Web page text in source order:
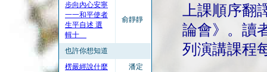
步向內心安寧
一一和平使者
生平自述 選
輯十
俞靜靜
也許你想知道
楞嚴經說什麼
潘定
上課順序
論會》。讀
列演講課程